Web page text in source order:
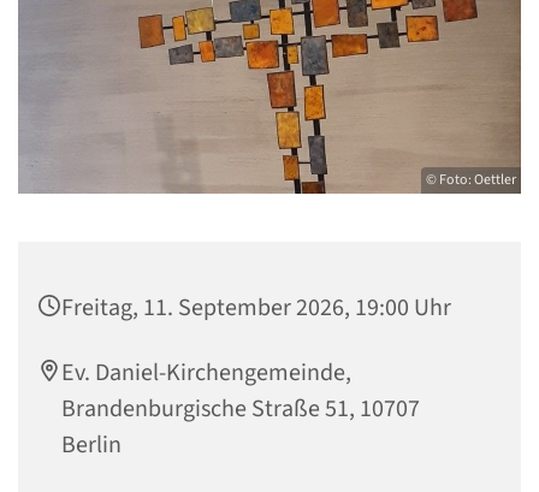
© Foto: Oettler
Freitag, 11. September 2026, 19:00 Uhr
Ev. Daniel-Kirchengemeinde,
Brandenburgische Straße 51, 10707
Berlin